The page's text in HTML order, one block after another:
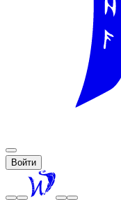
Войти